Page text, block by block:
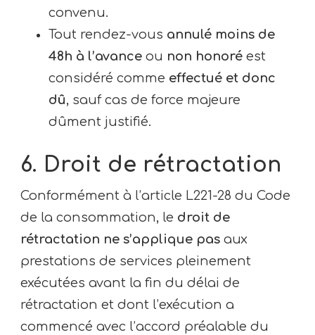
convenu.
Tout rendez-vous annulé moins de
48h à l’avance ou non honoré est
considéré comme effectué et donc
dû, sauf cas de force majeure
dûment justifié.
6. Droit de rétractation
Conformément à l’article L221-28 du Code
de la consommation, le droit de
rétractation ne s’applique pas aux
prestations de services pleinement
exécutées avant la fin du délai de
rétractation et dont l’exécution a
commencé avec l’accord préalable du